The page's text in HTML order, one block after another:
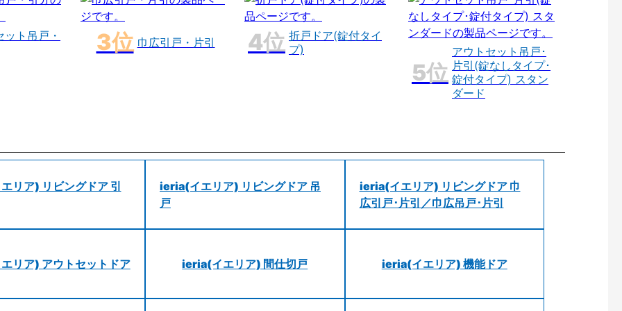
ト吊戸・ 巾広引戸・片引
折戸ドア(錠付タイ
プ)
アウトセット吊戸･
片引(錠なしタイプ･
錠付タイプ) スタン
ダード
リア) リビングドア 引
ieria(イエリア) リビングドア 吊
戸
ieria(イエリア) リビングドア 巾
広引戸･片引／巾広吊戸･片引
リア) アウトセットドア ieria(イエリア) 間仕切戸 ieria(イエリア) 機能ドア